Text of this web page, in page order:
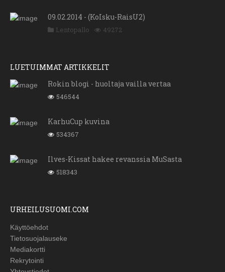
09.02.2014 - (KoIsku-RaisU2)
Lentopallo 49272
LUETUIMMAT ARTIKKELIT
Rokin blogi - huoltaja vailla vertaa
546544
KarhuCup kuvina
534367
Ilves-Kissat hakee revanssia MuSasta
518343
URHEILUSUOMI.COM
Käyttöehdot
Tietosuojalauseke
Mediakortti
Rekrytointi